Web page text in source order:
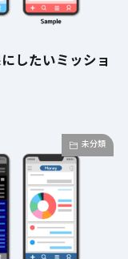
したいミッショ
未分類